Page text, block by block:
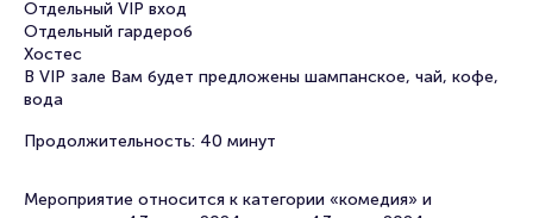
Отдельный VIP вход
Отдельный гардероб
Хостес
В VIP зале Вам будет предложены шампанское, чай, кофе,
вода
Продолжительность: 40 минут
Мероприятие относится к категории «комедия» и